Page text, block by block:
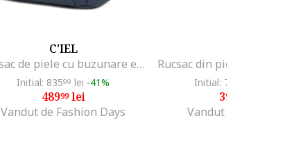
C'IEL
Rucsac de piele cu buzunare exterioare Hazel, Albastru prafuit
Initial: 83599 lei -41%
48999lei
Vandut de Fashion Days
Initial: 763
399
Vandut de C'iel Bags